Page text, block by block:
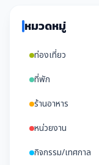
หมวดหมู่
ท่องเที่ยว
ที่พัก
ร้านอาหาร
หน่วยงาน
กิจกรรม/เทศกาล